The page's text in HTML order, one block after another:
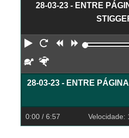
28-03-23 - ENTRE
Reproduzir
Reiniciar
Retroceder
Avançar
Devagar
28-03-23 - ENTRE
0:00 / 6:57 Velocidade: